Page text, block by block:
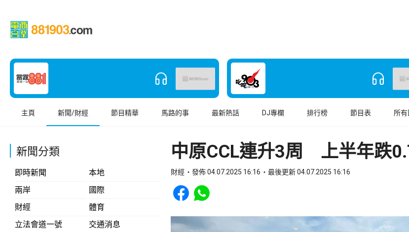
主頁 新聞/財經 節目精華 馬路的事 最新熱話 DJ專欄 排行榜 節目表 所有
新聞分類
即時新聞
本地
兩岸
國際
財經
體育
立法會道一號
交通消息
中原CCL連升3周 上半年跌
財經 發佈 04.07.2025 16:16 最後更新 04.07.2025 16:16
Share to Facebook
Share to WhatsApp